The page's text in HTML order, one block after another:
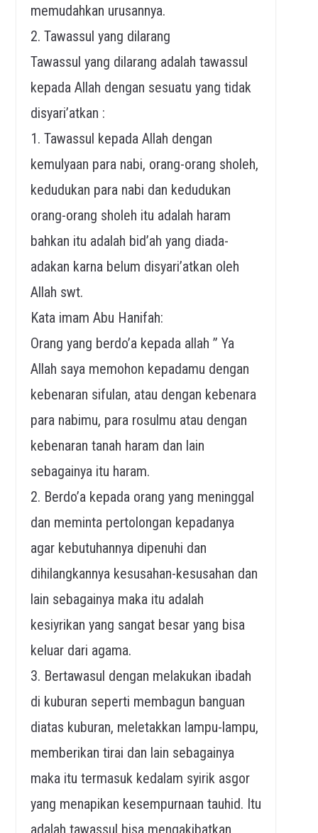
memudahkan urusannya.
2. Tawassul yang dilarang
Tawassul yang dilarang adalah tawassul
kepada Allah dengan sesuatu yang tidak
disyari’atkan :
1. Tawassul kepada Allah dengan
kemulyaan para nabi, orang-orang sholeh,
kedudukan para nabi dan kedudukan
orang-orang sholeh itu adalah haram
bahkan itu adalah bid’ah yang diada-
adakan karna belum disyari’atkan oleh
Allah swt.
Kata imam Abu Hanifah:
Orang yang berdo’a kepada allah ” Ya
Allah saya memohon kepadamu dengan
kebenaran sifulan, atau dengan kebenara
para nabimu, para rosulmu atau dengan
kebenaran tanah haram dan lain
sebagainya itu haram.
2. Berdo’a kepada orang yang meninggal
dan meminta pertolongan kepadanya
agar kebutuhannya dipenuhi dan
dihilangkannya kesusahan-kesusahan dan
lain sebagainya maka itu adalah
kesiyrikan yang sangat besar yang bisa
keluar dari agama.
3. Bertawasul dengan melakukan ibadah
di kuburan seperti membagun banguan
diatas kuburan, meletakkan lampu-lampu,
memberikan tirai dan lain sebagainya
maka itu termasuk kedalam syirik asgor
yang menapikan kesempurnaan tauhid. Itu